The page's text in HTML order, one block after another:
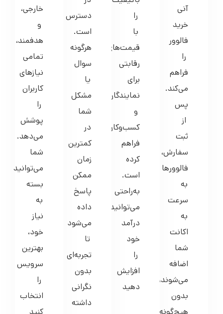
خرید
فالوور
را
فراهم
می‌کند.
پس
ثبت
سفارش،
فالوورها
به
سرعت
اکانت
شما
اضافه
می‌شوند،
بدون
هیچ‌گونه
تأخیری
با
قیمت‌های
رقابتی
برای
نمایندگان
و
فراهم
کرده
است.
به‌راحتی
می‌توانید
درآمد
خود
را
افزایش
دهید
است.
هرگونه
سوال
مشکل
شما
در
کمترین
زمان
ممکن
پاسخ
داده
می‌شود
تجربه‌ای
بدون
نگرانی
داشته
باشید
و
تمامی
نیازهای
کاربران
را
پوشش
می‌دهد.
شما
می‌توانید
بسته
نیاز
خود،
بهترین
سرویس
انتخاب
کنید